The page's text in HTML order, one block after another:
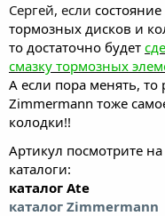
Сергей, если
тормозных дисков и
то достаточно будет
смазку тормозных
А если пора менять,
Zimmermann тоже
колодки!!
Артикул посмотрите
каталоги:
каталог Ate
каталог Zimmermann